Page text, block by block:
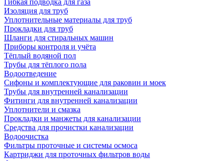
Гибкая подводка для газа
Изоляция для труб
Уплотнительные материалы для труб
Прокладки для труб
Шланги для стиральных машин
Приборы контроля и учёта
Тёплый водяной пол
Трубы для тёплого пола
Водоотведение
Сифоны и комплектующие для раковин и моек
Трубы для внутренней канализации
Фитинги для внутренней канализации
Уплотнители и смазка
Прокладки и манжеты для канализации
Средства для прочистки канализации
Водоочистка
Фильтры проточные и системы осмоса
Картриджи для проточных фильтров воды